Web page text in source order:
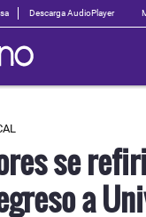
Descarga AudioPlayer
se
a